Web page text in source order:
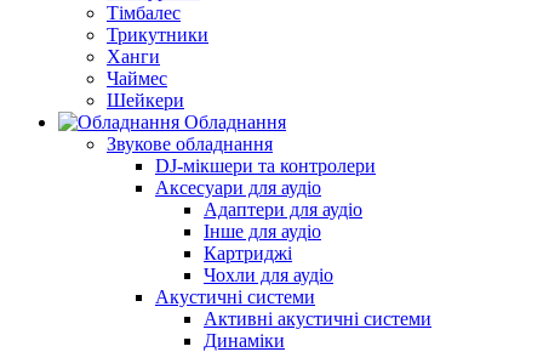
Тімбалес
Трикутники
Ханги
Чаймес
Шейкери
Обладнання
Звукове обладнання
DJ-мікшери та контролери
Аксесуари для аудіо
Адаптери для аудіо
Інше для аудіо
Картриджі
Чохли для аудіо
Акустичні системи
Активні акустичні системи
Динаміки